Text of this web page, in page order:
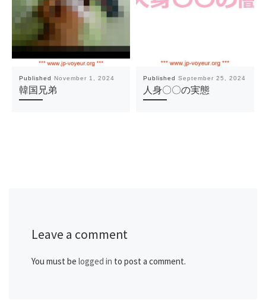
Published November 1, 2024
韓国兄弟
Published September 25, 2024
人身〇〇の実態
Leave a comment
You must be logged in to post a comment.